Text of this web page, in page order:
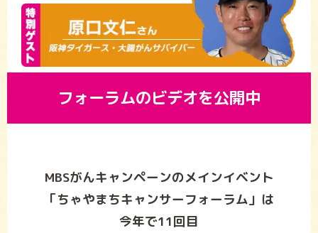
フォーラムのビデオを公開中
MBSがんキャンペーンのメインイベント
「ちゃやまちキャンサーフォーラム」は
今年で11回目